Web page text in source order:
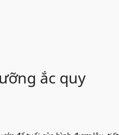
ắc quy